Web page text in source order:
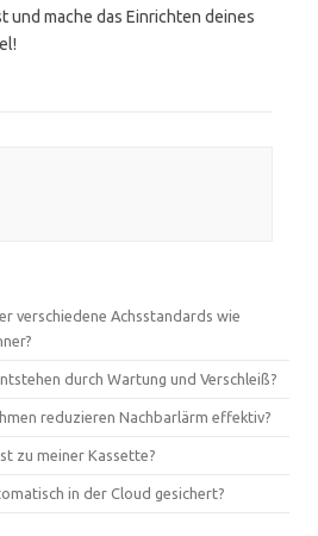
und mache das Einrichten deines
verschiedene Achsstandards wie
durch Wartung und Verschleiß?
reduzieren Nachbarlärm effektiv?
zu meiner Kassette?
in der Cloud gesichert?